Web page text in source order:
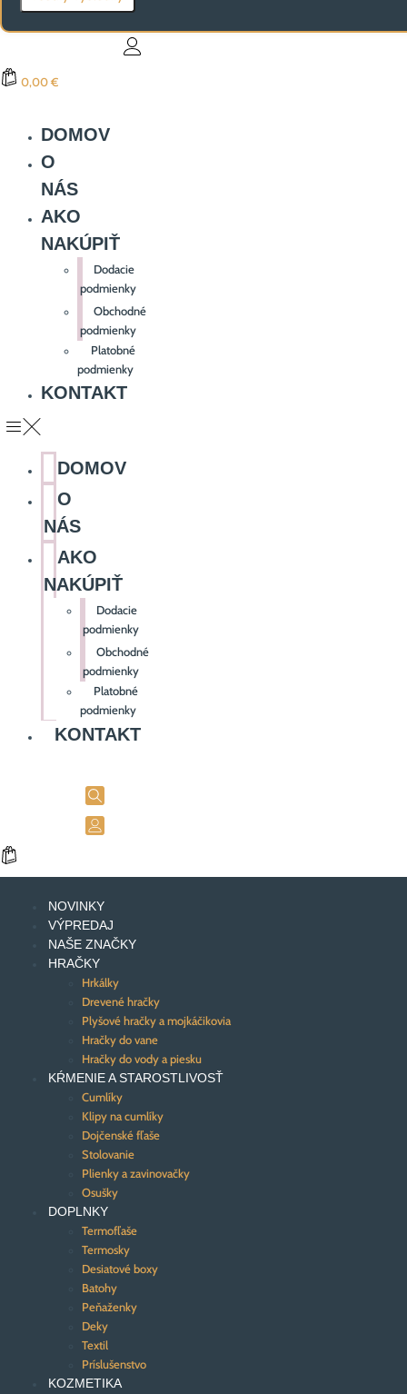
0,00 €
DOMOV
O
NÁS
AKO
NAKÚPIŤ
Dodacie
podmienky
Obchodné
podmienky
Platobné
podmienky
KONTAKT
DOMOV
O
NÁS
AKO
NAKÚPIŤ
Dodacie
podmienky
Obchodné
podmienky
Platobné
podmienky
KONTAKT
NOVINKY
VÝPREDAJ
NAŠE ZNAČKY
HRAČKY
Hrkálky
Drevené hračky
Plyšové hračky a mojkáčikovia
Hračky do vane
Hračky do vody a piesku
KŔMENIE A STAROSTLIVOSŤ
Cumlíky
Klipy na cumlíky
Dojčenské fľaše
Stolovanie
Plienky a zavinovačky
Osušky
DOPLNKY
Termofľaše
Termosky
Desiatové boxy
Batohy
Peňaženky
Deky
Textil
Príslušenstvo
KOZMETIKA